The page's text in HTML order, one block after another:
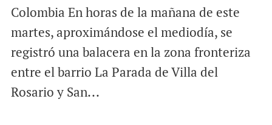
Colombia En horas de la mañana de este
martes, aproximándose el mediodía, se
registró una balacera en la zona fronteriza
entre el barrio La Parada de Villa del
Rosario y San...